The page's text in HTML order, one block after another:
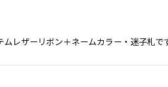
レザーリボン＋ネームカラー・迷子札